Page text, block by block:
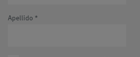
Apellido *